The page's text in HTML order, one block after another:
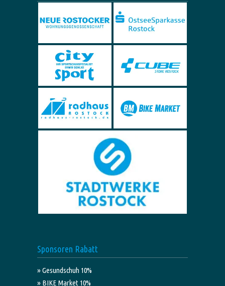
Sponsoren Rabatt
» Gesundschuh 10%
» BIKE Market 10%